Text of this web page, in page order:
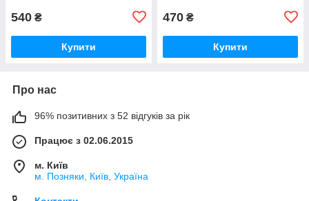
540 ₴
Купити
470 ₴
Купити
Про нас
96% позитивних з 52 відгуків за рік
Працює з 02.06.2015
м. Київ
м. Позняки, Київ, Україна